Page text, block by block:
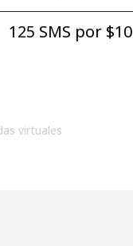
125 SMS por ⁦$10⁩
virtuales